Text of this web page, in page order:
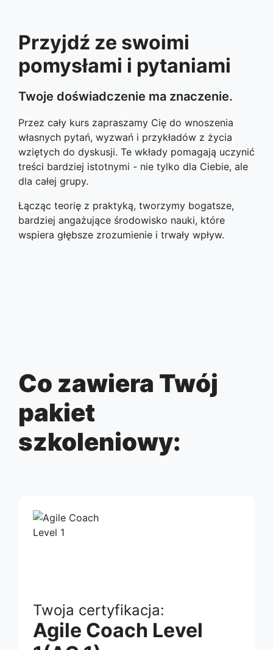
Przyjdź ze swoimi
pomysłami i pytaniami
Twoje doświadczenie ma znaczenie.
Przez cały kurs zapraszamy Cię do wnoszenia
własnych pytań, wyzwań i przykładów z życia
wziętych do dyskusji. Te wkłady pomagają uczynić
treści bardziej istotnymi - nie tylko dla Ciebie, ale
dla całej grupy.
Łącząc teorię z praktyką, tworzymy bogatsze,
bardziej angażujące środowisko nauki, które
wspiera głębsze zrozumienie i trwały wpływ.
Co zawiera Twój
pakiet
szkoleniowy:
Twoja certyfikacja:
Agile Coach Level